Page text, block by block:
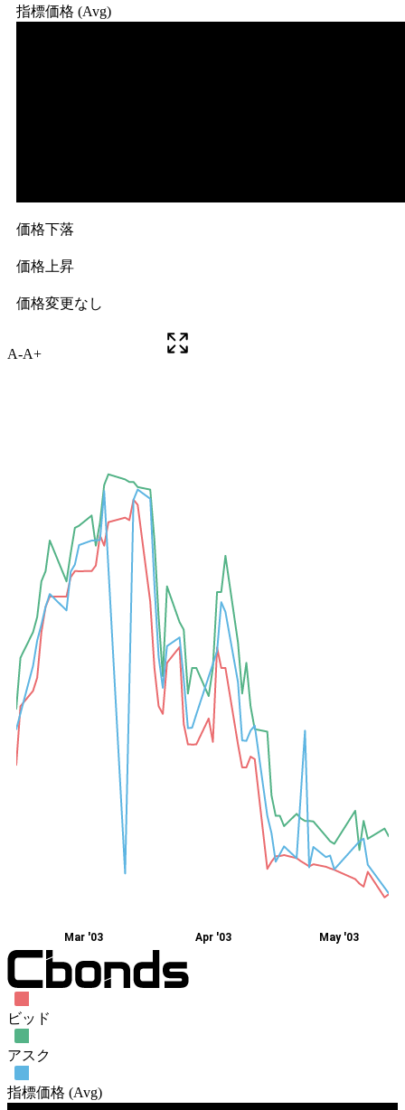
A-A+
Mar '03 Apr '03 May '03
ビッド
アスク
指標価格 (Avg)